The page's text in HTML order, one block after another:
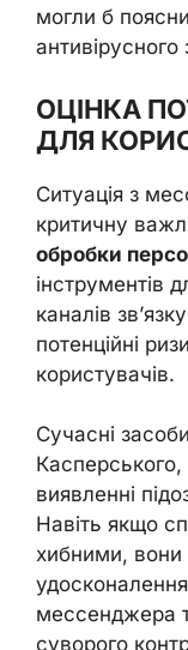
могли б
антивірусного
ОЦІНКА
ДЛЯ
Ситуація з
критичну
обробки
інструментів
каналів
потенційні
користувачів.
Сучасні
Касперського,
виявленні
Навіть якщо
хибними, вони
мессенджера
суворого